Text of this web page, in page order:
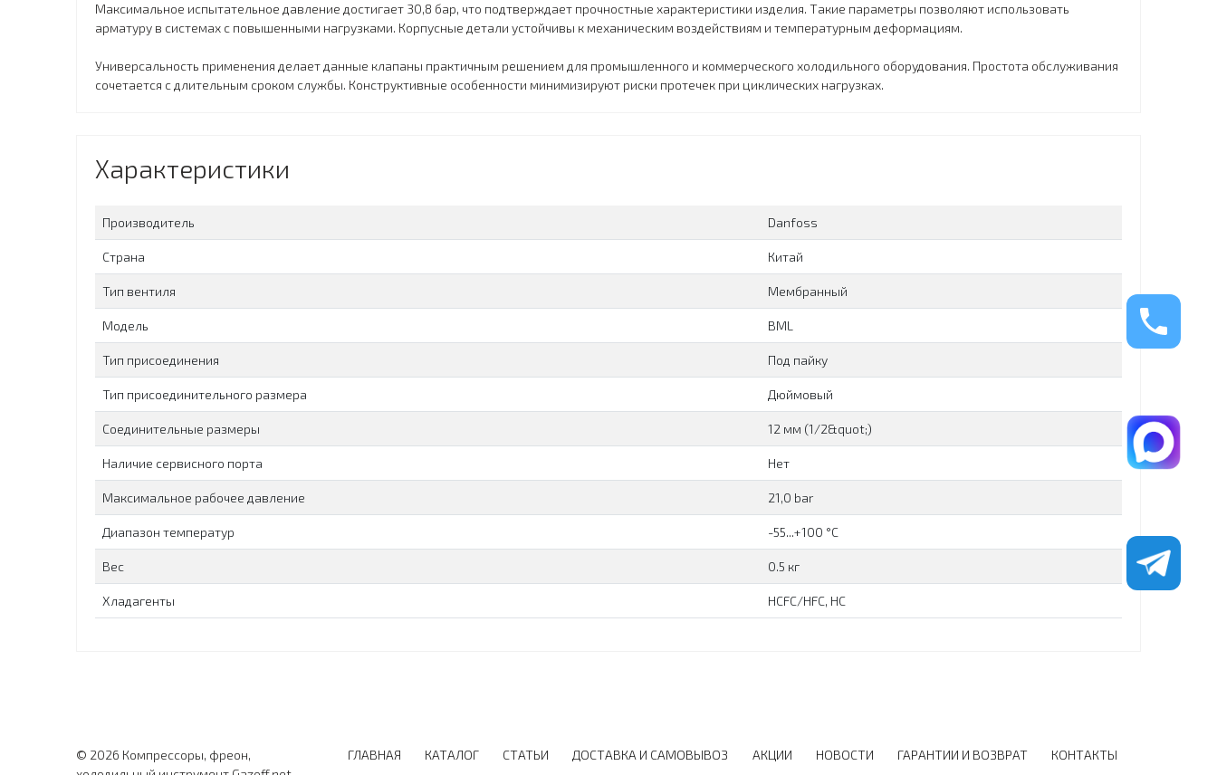
Максимальное испытательное давление достигает 30,8 бар, что подтверждает прочностные характеристики изделия. Такие параметры позволяют использовать
арматуру в системах с повышенными нагрузками. Корпусные детали устойчивы к механическим воздействиям и температурным деформациям.
Универсальность применения делает данные клапаны практичным решением для промышленного и коммерческого холодильного оборудования. Простота обслуживания
сочетается с длительным сроком службы. Конструктивные особенности минимизируют риски протечек при циклических нагрузках.
Характеристики
Производитель Danfoss
Страна Китай
Тип вентиля Мембранный
Модель BML
Тип присоединения Под пайку
Тип присоединительного размера Дюймовый
Соединительные размеры 12 мм (1/2&quot;)
Наличие сервисного порта Нет
Максимальное рабочее давление 21,0 bar
Диапазон температур -55...+100 °C
Вес 0.5 кг
Хладагенты HCFC/HFC, HC
© 2026 Компрессоры, фреон,
ГЛАВНАЯ КАТАЛОГ СТАТЬИ ДОСТАВКА И САМОВЫВОЗ АКЦИИ НОВОСТИ ГАРАНТИИ И ВОЗВРАТ КОНТАКТЫ